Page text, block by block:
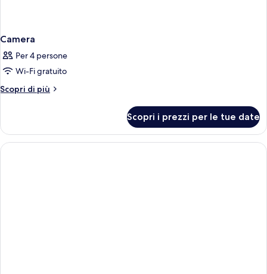
Camera
Per 4 persone
Wi-Fi gratuito
Scopri di più
Altri
Scopri i prezzi per le tue date